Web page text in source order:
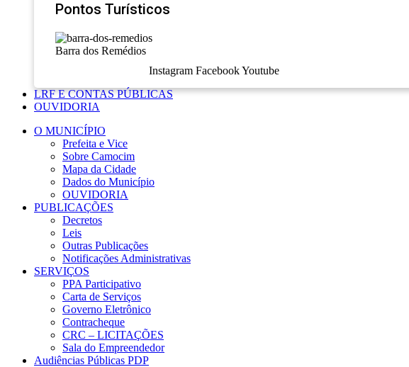
Pontos Turísticos
Barra dos Remédios
Instagram FacebookYoutube
LRF E CONTAS PÚBLICAS
OUVIDORIA
O MUNICÍPIO
Prefeita e Vice
Sobre Camocim
Mapa da Cidade
Dados do Município
OUVIDORIA
PUBLICAÇÕES
Decretos
Leis
Outras Publicações
Notificações Administrativas
SERVIÇOS
PPA Participativo
Carta de Serviços
Governo Eletrônico
Contracheque
CRC – LICITAÇÕES
Sala do Empreendedor
Audiências Públicas PDP